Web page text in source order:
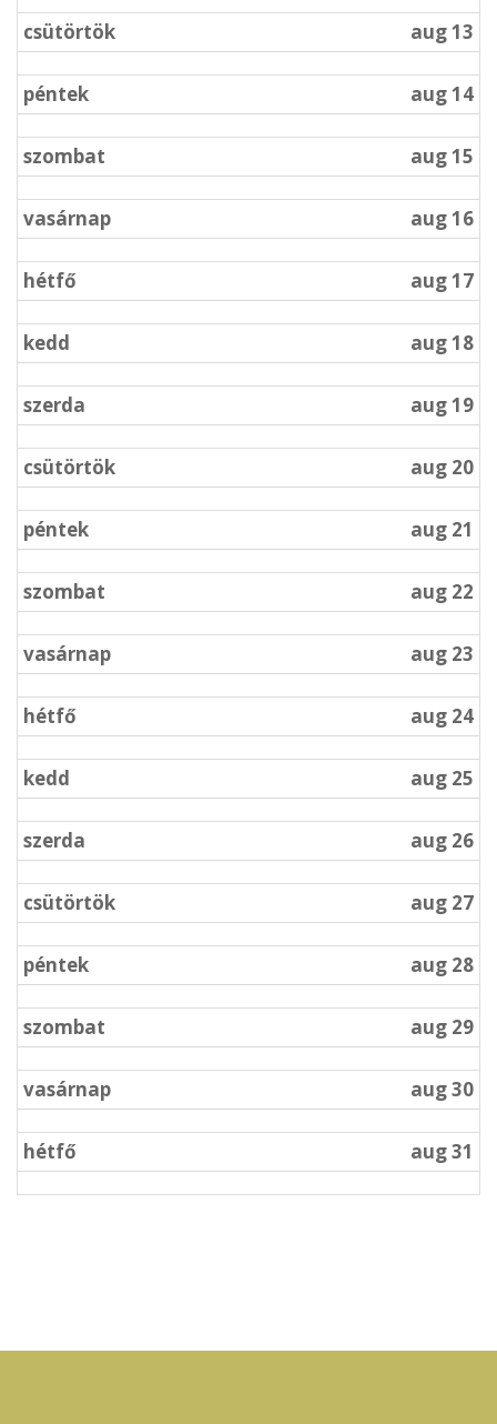
csütörtök aug 13
péntek aug 14
szombat aug 15
vasárnap aug 16
hétfő aug 17
kedd aug 18
szerda aug 19
csütörtök aug 20
péntek aug 21
szombat aug 22
vasárnap aug 23
hétfő aug 24
kedd aug 25
szerda aug 26
csütörtök aug 27
péntek aug 28
szombat aug 29
vasárnap aug 30
hétfő aug 31